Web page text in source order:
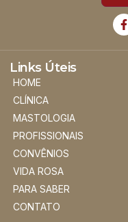
Links Úteis
HOME
CLÍNICA
MASTOLOGIA
PROFISSIONAIS
CONVÊNIOS
VIDA ROSA
PARA SABER
CONTATO